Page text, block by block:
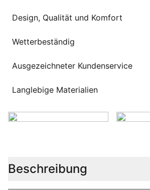
Design, Qualität und Komfort
Wetterbeständig
Ausgezeichneter Kundenservice
Langlebige Materialien
Beschreibung